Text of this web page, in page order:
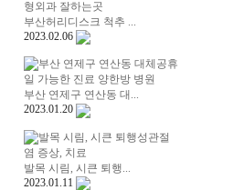
부산허리디스크 척추 ...
2023.02.06
부산 연제구 연산동 대...
2023.01.20
발목 시림, 시큰 퇴행...
2023.01.11